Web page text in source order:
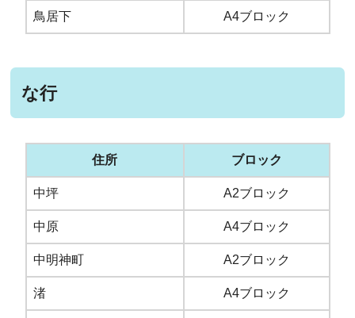
鳥居下 A4ブロック
な行
住所 ブロック
中坪 A2ブロック
中原 A4ブロック
中明神町 A2ブロック
渚 A4ブロック